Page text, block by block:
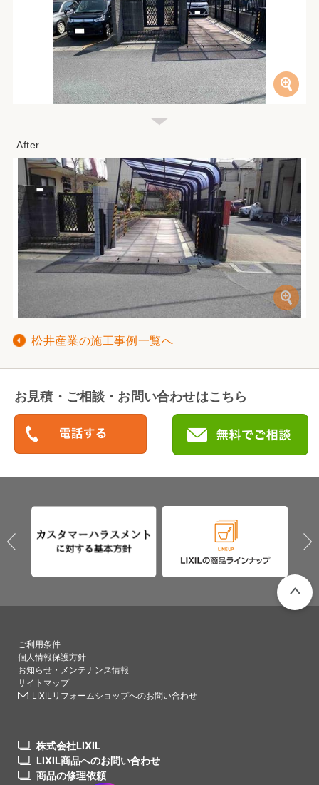
松井産業の施工事例一覧へ
お見積・ご相談・お問い合わせはこちら
ご利用条件
個人情報保護方針
お知らせ・メンテナンス情報
サイトマップ
LIXILリフォームショップへのお問い合わせ
株式会社LIXIL
LIXIL商品へのお問い合わせ
商品の修理依頼